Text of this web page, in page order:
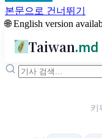
본문으로 건너뛰기
🌐 English version
Taiwan.md
키